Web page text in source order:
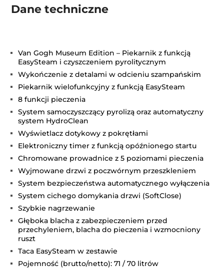
Dane techniczne
Van Gogh Museum Edition – Piekarnik z funkcją
EasySteam i czyszczeniem pyrolitycznym
Wykończenie z detalami w odcieniu szampańskim
Piekarnik wielofunkcyjny z funkcją EasySteam
8 funkcji pieczenia
System samoczyszczący pyrolizą oraz automatyczny
system HydroClean
Wyświetlacz dotykowy z pokrętłami
Elektroniczny timer z funkcją opóźnionego startu
Chromowane prowadnice z 5 poziomami pieczenia
Wyjmowane drzwi z poczwórnym przeszkleniem
System bezpieczeństwa automatycznego wyłączenia
System cichego domykania drzwi (SoftClose)
Szybkie nagrzewanie
Głęboka blacha z zabezpieczeniem przed
przechyleniem, blacha do pieczenia i wzmocniony
ruszt
Taca EasySteam w zestawie
Pojemność (brutto/netto): 71 / 70 litrów